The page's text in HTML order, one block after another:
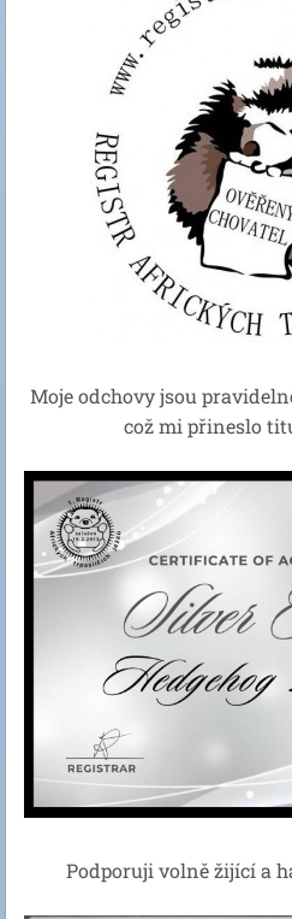
Moje odchovy jsou
což mi přineslo
Podporuji volně žijící a